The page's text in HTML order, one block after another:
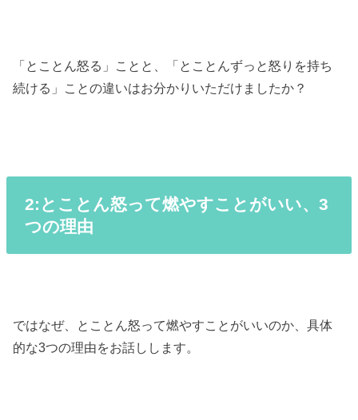
「とことん怒る」ことと、「とことんずっと怒りを持ち
続ける」ことの違いはお分かりいただけましたか？
2:とことん怒って燃やすことがいい、3
つの理由
ではなぜ、とことん怒って燃やすことがいいのか、具体
的な3つの理由をお話しします。